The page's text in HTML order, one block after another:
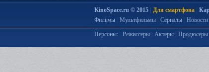
KinoSpace.ru © 2015| Для смартфона|
Фильмы| Мультфильмы| Сериалы| Новости|
Персоны: Режиссеры| Актеры| Продюсеры|